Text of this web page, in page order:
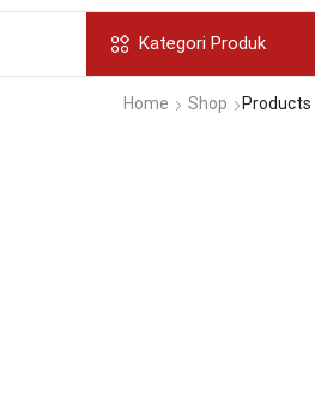
Kategori Produk
Home Shop Products